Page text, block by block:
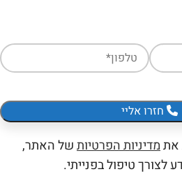
חזרו אליי
אתמדיניות הפרטיותשל האתר,
טיפול בפנייתי.